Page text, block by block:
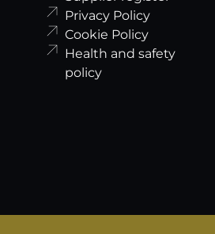
Privacy Policy
Cookie Policy
Health and safety
policy